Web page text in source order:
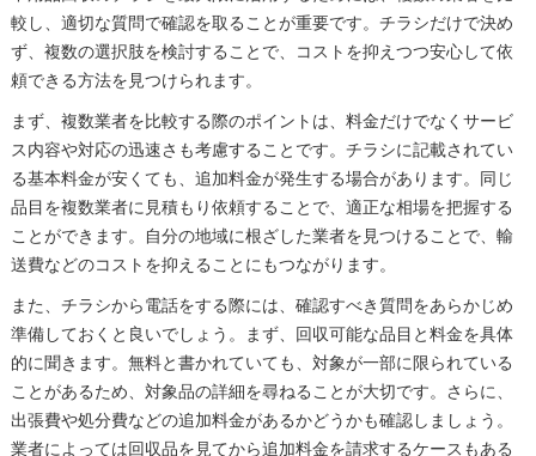
較し、適切な質問で確認を取ることが重要です。チラシだけで決め
ず、複数の選択肢を検討することで、コストを抑えつつ安心して依
頼できる方法を見つけられます。
まず、複数業者を比較する際のポイントは、料金だけでなくサービ
ス内容や対応の迅速さも考慮することです。チラシに記載されてい
る基本料金が安くても、追加料金が発生する場合があります。同じ
品目を複数業者に見積もり依頼することで、適正な相場を把握する
ことができます。自分の地域に根ざした業者を見つけることで、輸
送費などのコストを抑えることにもつながります。
また、チラシから電話をする際には、確認すべき質問をあらかじめ
準備しておくと良いでしょう。まず、回収可能な品目と料金を具体
的に聞きます。無料と書かれていても、対象が一部に限られている
ことがあるため、対象品の詳細を尋ねることが大切です。さらに、
出張費や処分費などの追加料金があるかどうかも確認しましょう。
業者によっては回収品を見てから追加料金を請求するケースもある